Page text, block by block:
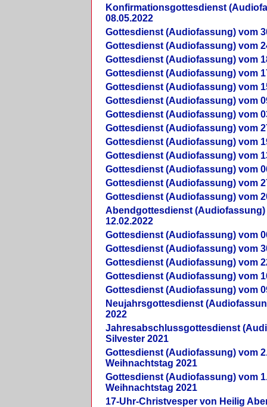
Konfirmationsgottesdienst
08.05.2022
Gottesdienst (Audiofassung) vom
Gottesdienst (Audiofassung) vom
Gottesdienst (Audiofassung) vom
Gottesdienst (Audiofassung) vom
Gottesdienst (Audiofassung) vom
Gottesdienst (Audiofassung) vom
Gottesdienst (Audiofassung) vom
Gottesdienst (Audiofassung) vom
Gottesdienst (Audiofassung) vom
Gottesdienst (Audiofassung) vom
Gottesdienst (Audiofassung) vom
Gottesdienst (Audiofassung) vom
Gottesdienst (Audiofassung) vom
Abendgottesdienst (Audiofassung)
12.02.2022
Gottesdienst (Audiofassung) vom
Gottesdienst (Audiofassung) vom
Gottesdienst (Audiofassung) vom
Gottesdienst (Audiofassung) vom
Gottesdienst (Audiofassung) vom
Neujahrsgottesdienst
2022
Jahresabschlussgottesdienst
Silvester 2021
Gottesdienst (Audiofassung) vom
Weihnachtstag 2021
Gottesdienst (Audiofassung) vom
Weihnachtstag 2021
17-Uhr-Christvesper von Heilig